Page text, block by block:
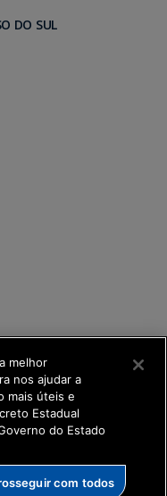
DO SUL
Transformação
melhor
nos ajudar a
mais úteis e
Estadual
do Estado
com todos